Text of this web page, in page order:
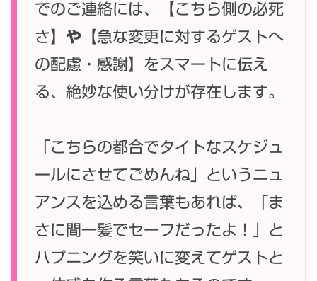
でのご連絡には、【こちら側の必死
さ】 や 【急な変更に対するゲストへ
の配慮・感謝】をスマートに伝え
る、絶妙な使い分けが存在します。
「こちらの都合でタイトなスケジュ
ールにさせてごめんね」というニュ
アンスを込める言葉もあれば、「ま
さに間一髪でセーフだったよ！」と
ハプニングを笑いに変えてゲストと